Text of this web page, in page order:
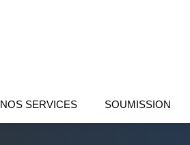
NOS SERVICES SOUMISSION